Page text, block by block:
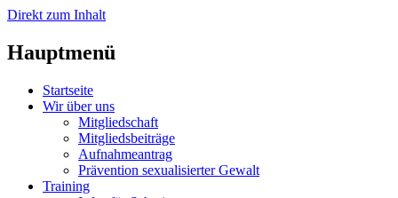
Direkt zum Inhalt
Hauptmenü
Startseite
Wir über uns
Mitgliedschaft
Mitgliedsbeiträge
Aufnahmeantrag
Prävention sexualisierter Gewalt
Training